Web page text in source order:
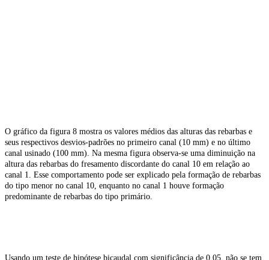
O gráfico da figura 8 mostra os valores médios das alturas das rebarbas e
seus respectivos desvios-padrões no primeiro canal (10 mm) e no último
canal usinado (100 mm). Na mesma figura observa-se uma diminuição na
altura das rebarbas do fresamento discordante do canal 10 em relação ao
canal 1. Esse comportamento pode ser explicado pela formação de rebarbas
do tipo menor no canal 10, enquanto no canal 1 houve formação
predominante de rebarbas do tipo primário.
Usando um teste de hipótese bicaudal com significância de 0,05, não se tem